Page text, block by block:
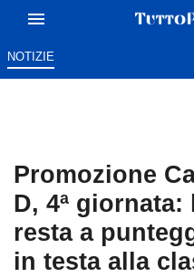
NOTIZIE
Promozione
D, 4ª giornata:
resta a
in testa alla